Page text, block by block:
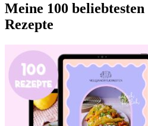
Meine 100
Rezepte